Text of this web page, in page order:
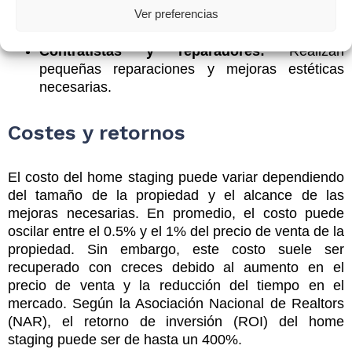
Ver preferencias
de alta calidad que resaltan los mejores
Contratistas y reparadores:Realizan
pequeñas reparaciones y mejoras estéticas
necesarias.
Costes y retornos
El costo del home staging puede variar dependiendo
del tamaño de la propiedad y el alcance de las
mejoras necesarias. En promedio, el costo puede
oscilar entre el 0.5% y el 1% del precio de venta de la
propiedad. Sin embargo, este costo suele ser
recuperado con creces debido al aumento en el
precio de venta y la reducción del tiempo en el
mercado. Según la Asociación Nacional de Realtors
(NAR), el retorno de inversión (ROI) del home
staging puede ser de hasta un 400%.